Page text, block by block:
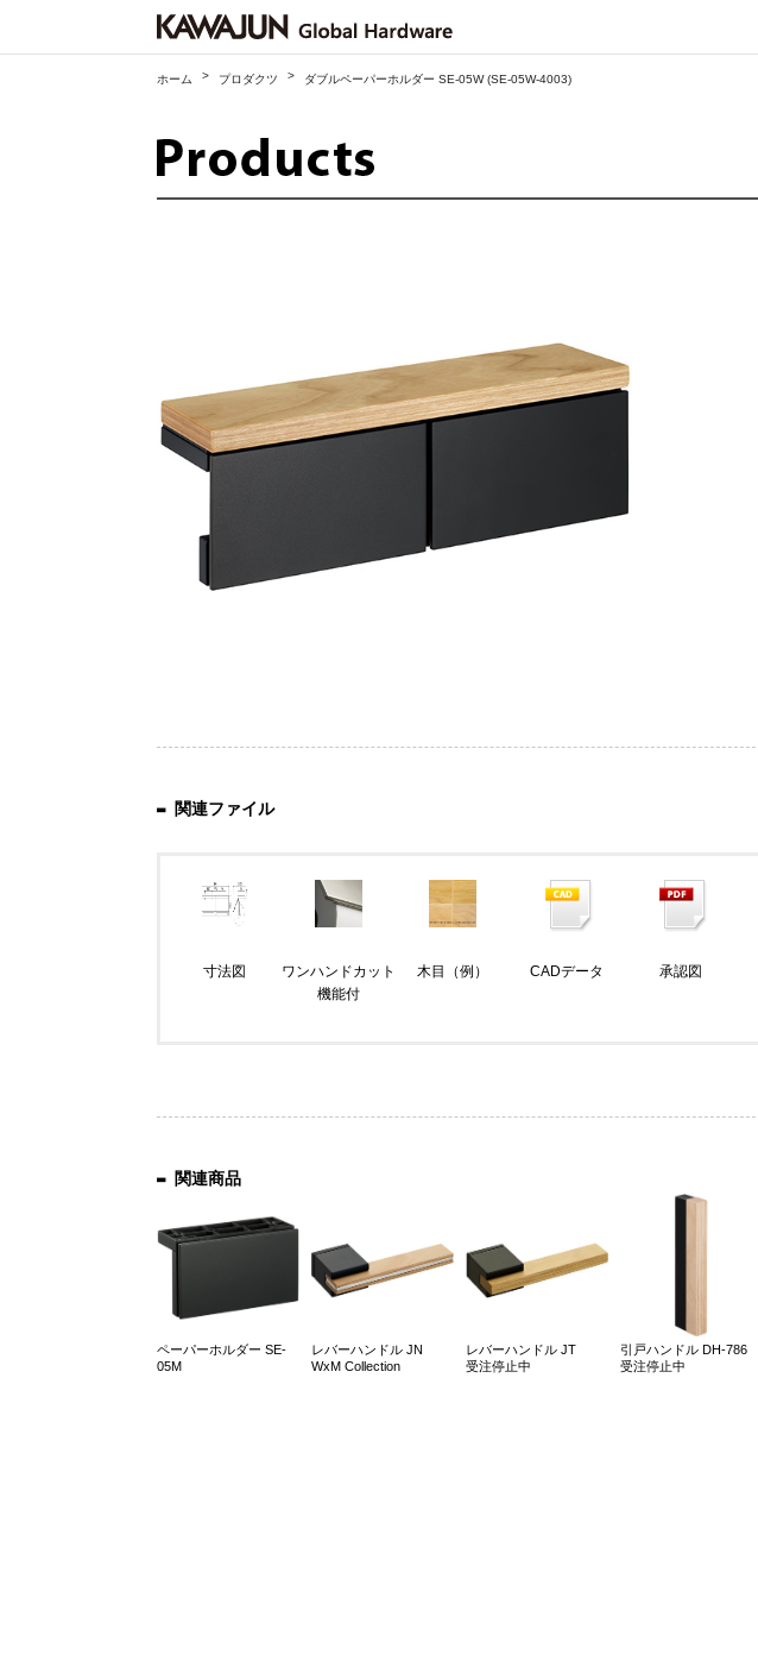
ホーム > プロダクツ > ダブルペーパーホルダー SE-05W (SE-05W-4003)
関連ファイル
寸法図
ワンハンドカット
機能付
木目（例） CADデータ 承認図
関連商品
ペーパーホルダー SE-
05M
レバーハンドル JN
WxM Collection
レバーハンドル JT
受注停止中
引戸ハンドル DH-786
受注停止中